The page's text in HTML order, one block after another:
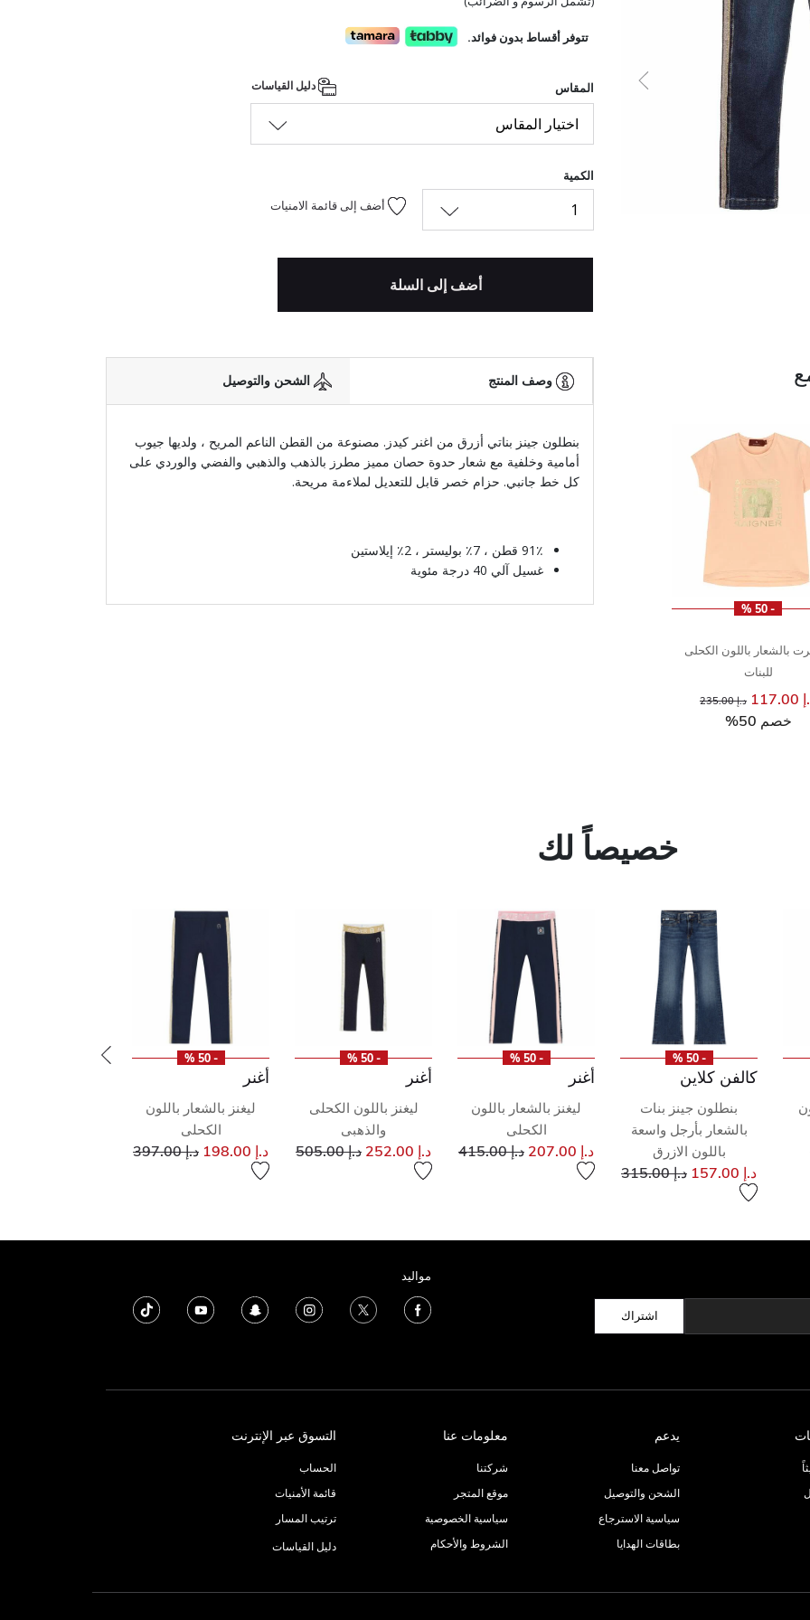
السابق
- 50 %
بالشعار باللون الكحلى
للبنات
سعر مخفض مند.إ 235.00 إلى
خصم 50%
تتوفر أقساط بدون فوائد.
المقاس
اختيار المقاس
الكمية
1 أضف إلى قائمة الامنيات
أضف إلى السلة
وصف المنتج الشحن والتوصيل
بنطلون جينز بناتي أزرق من اغنر كيدز. مصنوعة من القطن الناعم المريح ، ولديها جيوب
أمامية وخلفية مع شعار حدوة حصان مميز مطرز بالذهب والذهبي والفضي والوردي على
كل خط جانبي. حزام خصر قابل للتعديل لملاءمة مريحة.
91٪ قطن ، 7٪ بوليستر ، 2٪ إيلاستين
غسيل آلي 40 درجة مئوية
خصيصاً لك
مخفض من
- 50 %
كالفن كلاين
بنطلون جينز بنات
بالشعار بأرجل واسعة
باللون الازرق
د.إ 157.00 سعر مخفض من
د.إ 315.00 إلى
- 50 %
أغنر
ليغنز بالشعار باللون
الكحلى
د.إ 207.00 سعر مخفض من
د.إ 415.00 إلى
- 50 %
أغنر
ليغنز باللون الكحلى
والذهبى
د.إ 252.00 سعر مخفض من
د.إ 505.00 إلى
- 50 %
أغنر
ليغنز بالشعار باللون
الكحلى
د.إ 198.00 سعر مخفض من
د.إ 397.00 إلى
اشتراك
مواليد
يدعم
تواصل معنا
الشحن والتوصيل
سياسية الاسترجاع
بطاقات الهدايا
معلومات عنا
شركتنا
موقع المتجر
سياسية الخصوصية
الشروط والأحكام
التسوق عبر الإنترنت
الحساب
قائمة الأمنيات
ترتيب المسار
دليل القياسات